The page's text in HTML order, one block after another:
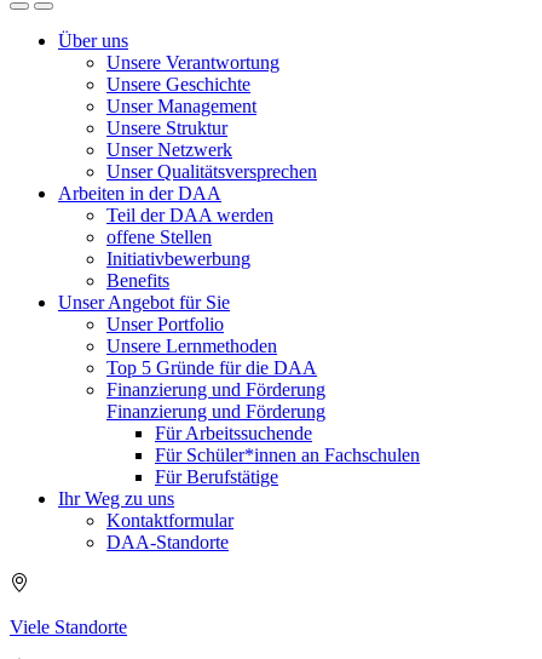
Über uns
Unsere Verantwortung
Unsere Geschichte
Unser Management
Unsere Struktur
Unser Netzwerk
Unser Qualitätsversprechen
Arbeiten in der DAA
Teil der DAA werden
offene Stellen
Initiativbewerbung
Benefits
Unser Angebot für Sie
Unser Portfolio
Unsere Lernmethoden
Top 5 Gründe für die DAA
Finanzierung und Förderung
Finanzierung und Förderung
Für Arbeitssuchende
Für Schüler*innen an Fachschulen
Für Berufstätige
Ihr Weg zu uns
Kontaktformular
DAA-Standorte
Viele Standorte